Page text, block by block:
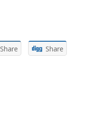
Share Share